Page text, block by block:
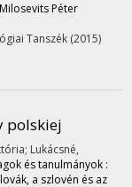
Péter
Tanszék (2015)
polskiej
Lukácsné,
és tanulmányok :
a szlovén és az